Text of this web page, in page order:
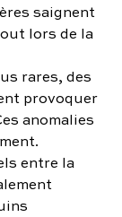
saignent
lors de la
rares, des
provoquer
anomalies
entre la